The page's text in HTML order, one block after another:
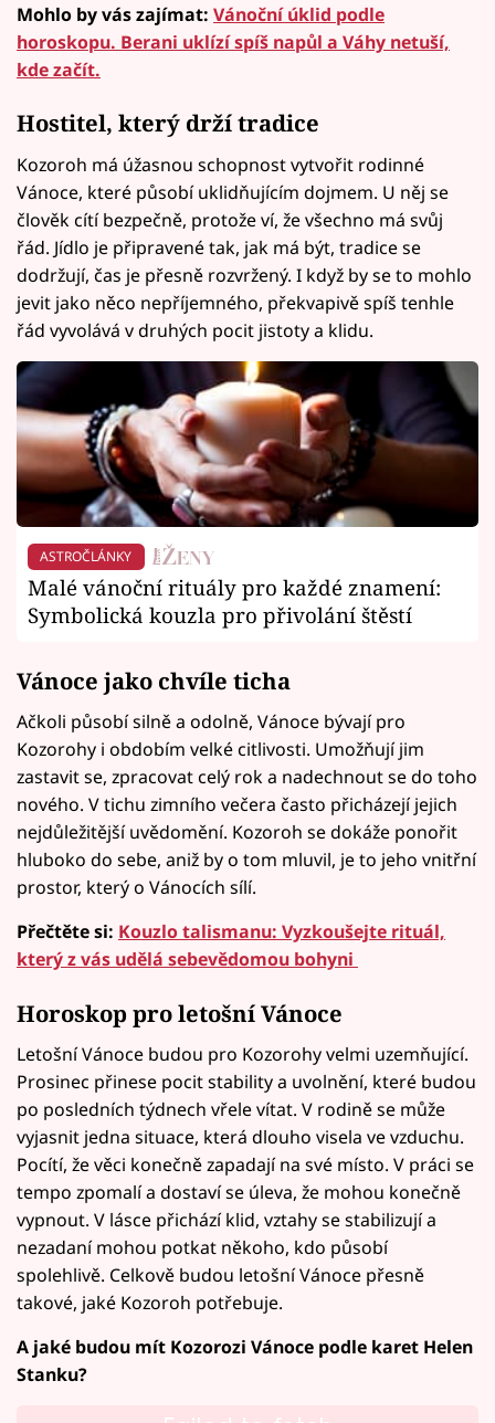
Mohlo by vás zajímat: Vánoční úklid podle
horoskopu. Berani uklízí spíš napůl a Váhy netuší,
kde začít.
Hostitel, který drží tradice
Kozoroh má úžasnou schopnost vytvořit rodinné
Vánoce, které působí uklidňujícím dojmem. U něj se
člověk cítí bezpečně, protože ví, že všechno má svůj
řád. Jídlo je připravené tak, jak má být, tradice se
dodržují, čas je přesně rozvržený. I když by se to mohlo
jevit jako něco nepříjemného, překvapivě spíš tenhle
řád vyvolává v druhých pocit jistoty a klidu.
ASTROČLÁNKY
Malé vánoční rituály pro každé znamení:
Symbolická kouzla pro přivolání štěstí
Vánoce jako chvíle ticha
Ačkoli působí silně a odolně, Vánoce bývají pro
Kozorohy i obdobím velké citlivosti. Umožňují jim
zastavit se, zpracovat celý rok a nadechnout se do toho
nového. V tichu zimního večera často přicházejí jejich
nejdůležitější uvědomění. Kozoroh se dokáže ponořit
hluboko do sebe, aniž by o tom mluvil, je to jeho vnitřní
prostor, který o Vánocích sílí.
Přečtěte si: Kouzlo talismanu: Vyzkoušejte rituál,
který z vás udělá sebevědomou bohyni
Horoskop pro letošní Vánoce
Letošní Vánoce budou pro Kozorohy velmi uzemňující.
Prosinec přinese pocit stability a uvolnění, které budou
po posledních týdnech vřele vítat. V rodině se může
vyjasnit jedna situace, která dlouho visela ve vzduchu.
Pocítí, že věci konečně zapadají na své místo. V práci se
tempo zpomalí a dostaví se úleva, že mohou konečně
vypnout. V lásce přichází klid, vztahy se stabilizují a
nezadaní mohou potkat někoho, kdo působí
spolehlivě. Celkově budou letošní Vánoce přesně
takové, jaké Kozoroh potřebuje.
A jaké budou mít Kozorozi Vánoce podle karet Helen
Stanku?